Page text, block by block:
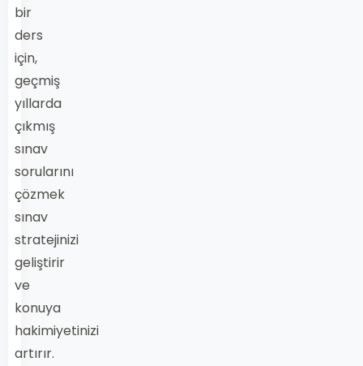
bir
ders
için,
geçmiş
yıllarda
çıkmış
sınav
sorularını
çözmek
sınav
stratejinizi
geliştirir
ve
konuya
hakimiyetinizi
artırır.